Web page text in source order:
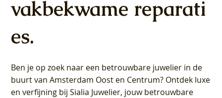
vakbekwame reparati
es.
Ben je op zoek naar een betrouwbare juwelier in de
buurt van Amsterdam Oost en Centrum? Ontdek luxe
en verfijning bij Sialia Juwelier, jouw betrouwbare